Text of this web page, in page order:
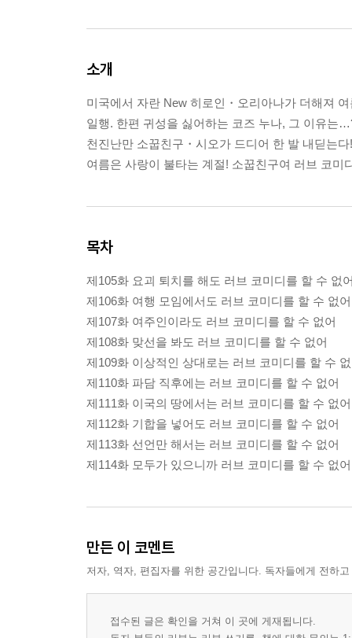
소개
미국에서 자란 New 히로인・오리아나가 더해져
일행. 한편 귀성을 싫어하는 코즈 누나, 그 이유는
천진난만 소꿉친구・시오가 드디어 한 발 내딛는다!
여름은 사랑이 불타는 계절! 소꿉친구여 러브 코미
목차
제105화 요괴 퇴치를 해도 러브 코미디를 할 수 없
제106화 여행 모임에서도 러브 코미디를 할 수 없어
제107화 여주인이라도 러브 코미디를 할 수 없어
제108화 맞선을 봐도 러브 코미디를 할 수 없어
제109화 이상적인 상대로는 러브 코미디를 할 수
제110화 파담 직후에는 러브 코미디를 할 수 없어
제111화 이국의 땅에서는 러브 코미디를 할 수 없어
제112화 기합을 넣어도 러브 코미디를 할 수 없어
제113화 선언만 해서는 러브 코미디를 할 수 없어
제114화 모두가 있으니까 러브 코미디를 할 수 없어
만든 이 코멘트
저자, 역자, 편집자를 위한 공간입니다. 독자들에게 전하
접수된 글은 확인을 거쳐 이 곳에 게재됩니다.